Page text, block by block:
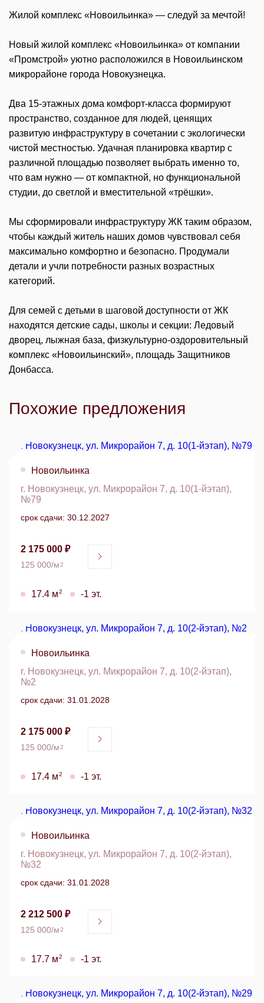
Жилой комплекс «Новоильинка» — следуй за мечтой!
Новый жилой комплекс «Новоильинка» от компании
«Промстрой» уютно расположился в Новоильинском
микрорайоне города Новокузнецка.
Два 15-этажных дома комфорт-класса формируют
пространство, созданное для людей, ценящих
развитую инфраструктуру в сочетании с экологически
чистой местностью. Удачная планировка квартир с
различной площадью позволяет выбрать именно то,
что вам нужно — от компактной, но функциональной
студии, до светлой и вместительной «трёшки».
Мы сформировали инфраструктуру ЖК таким образом,
чтобы каждый житель наших домов чувствовал себя
максимально комфортно и безопасно. Продумали
детали и учли потребности разных возрастных
категорий.
Для семей с детьми в шаговой доступности от ЖК
находятся детские сады, школы и секции: Ледовый
дворец, лыжная база, физкультурно-оздоровительный
комплекс «Новоильинский», площадь Защитников
Донбасса.
Похожие предложения
Новоильинка
г. Новокузнецк, ул. Микрорайон 7, д. 10(1-йэтап),
№79
срок сдачи: 30.12.2027
2 175 000 ₽
125 000/м2
17.4 м2 -1 эт.
Новоильинка
г. Новокузнецк, ул. Микрорайон 7, д. 10(2-йэтап),
№2
срок сдачи: 31.01.2028
2 175 000 ₽
125 000/м2
17.4 м2 -1 эт.
Новоильинка
г. Новокузнецк, ул. Микрорайон 7, д. 10(2-йэтап),
№32
срок сдачи: 31.01.2028
2 212 500 ₽
125 000/м2
17.7 м2 -1 эт.